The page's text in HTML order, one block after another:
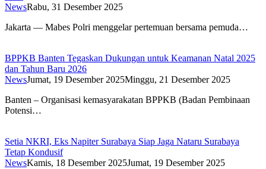
NewsRabu, 31 Desember 2025
Jakarta — Mabes Polri menggelar pertemuan bersama pemuda…
BPPKB Banten Tegaskan Dukungan untuk Keamanan Natal 2025
dan Tahun Baru 2026
NewsJumat, 19 Desember 2025Minggu, 21 Desember 2025
Banten – Organisasi kemasyarakatan BPPKB (Badan Pembinaan
Potensi…
Setia NKRI, Eks Napiter Surabaya Siap Jaga Nataru Surabaya
Tetap Kondusif
NewsKamis, 18 Desember 2025Jumat, 19 Desember 2025